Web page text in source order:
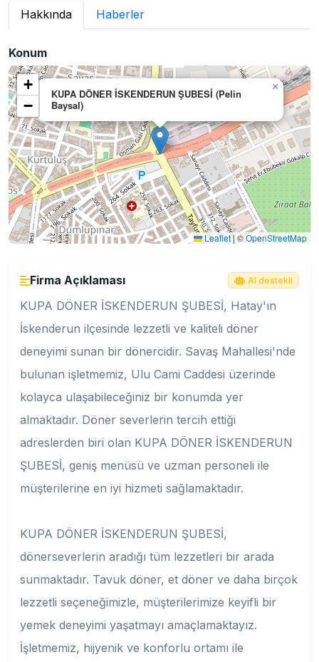
Hakkında Haberler
Konum
KUPA DÖNER İSKENDERUN ŞUBESİ (Pelin
Baysal)
×
+
−
Leaflet| ©OpenStreetMap
Firma Açıklaması AI destekli
KUPA DÖNER İSKENDERUN ŞUBESİ, Hatay'ın
İskenderun ilçesinde lezzetli ve kaliteli döner
deneyimi sunan bir dönercidir. Savaş Mahallesi'nde
bulunan işletmemiz, Ulu Cami Caddesi üzerinde
kolayca ulaşabileceğiniz bir konumda yer
almaktadır. Döner severlerin tercih ettiği
adreslerden biri olan KUPA DÖNER İSKENDERUN
ŞUBESİ, geniş menüsü ve uzman personeli ile
müşterilerine en iyi hizmeti sağlamaktadır.
KUPA DÖNER İSKENDERUN ŞUBESİ,
dönerseverlerin aradığı tüm lezzetleri bir arada
sunmaktadır. Tavuk döner, et döner ve daha birçok
lezzetli seçeneğimizle, müşterilerimize keyifli bir
yemek deneyimi yaşatmayı amaçlamaktayız.
İşletmemiz, hijyenik ve konforlu ortamı ile